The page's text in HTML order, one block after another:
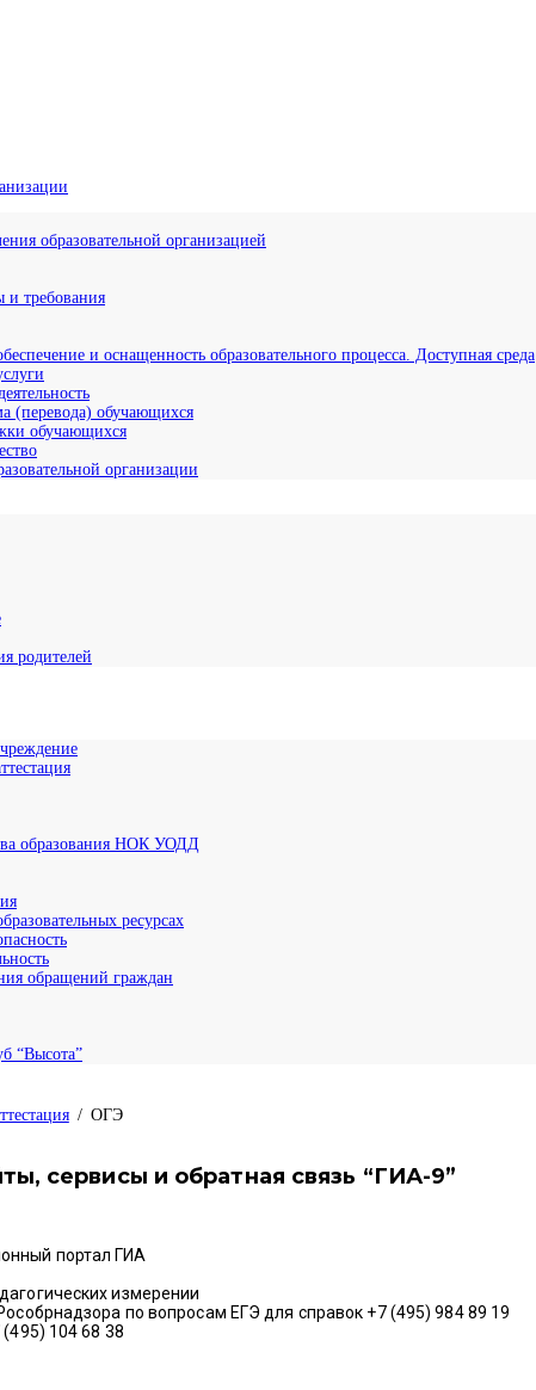
образовательной организацией
и требования
и оснащенность образовательного процесса. Доступная среда
(перевода) обучающихся
обучающихся
организации
родителей
образования НОК УОДД
ресурсах
обращений граждан
“Высота”
ОГЭ
сервисы и обратная связь “ГИА-9”
портал ГИА
измерении
по вопросам ЕГЭ для справок +7 (495) 984 89 19
104 68 38